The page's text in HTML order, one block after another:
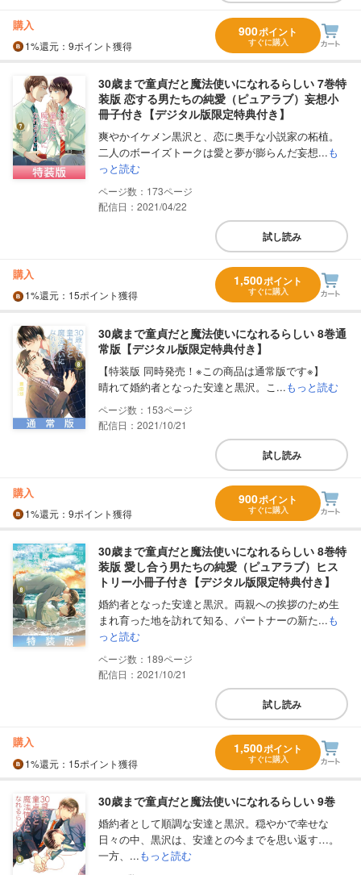
購入
1%還元 ：9ポイント獲得
900ポイント
すぐに購入
30歳まで童貞だと魔法使いになれるらしい 7巻特
装版 恋する男たちの純愛（ピュアラブ）妄想小
冊子付き【デジタル版限定特典付き】
爽やかイケメン黒沢と、恋に奥手な小説家の柘植。
二人のボーイズトークは愛と夢が膨らんだ妄想...も
っと読む
173
配信日：2021/04/22
試し読み
購入
1%還元 ：15ポイント獲得
1,500ポイント
すぐに購入
30歳まで童貞だと魔法使いになれるらしい 8巻通
常版【デジタル版限定特典付き】
【特装版 同時発売！※この商品は通常版です※】
晴れて婚約者となった安達と黒沢。こ...もっと読む
153
配信日：2021/10/21
試し読み
購入
1%還元 ：9ポイント獲得
900ポイント
すぐに購入
30歳まで童貞だと魔法使いになれるらしい 8巻特
装版 愛し合う男たちの純愛（ピュアラブ）ヒス
トリー小冊子付き【デジタル版限定特典付き】
婚約者となった安達と黒沢。両親への挨拶のため生
まれ育った地を訪れて知る、パートナーの新た...も
っと読む
189
配信日：2021/10/21
試し読み
購入
1%還元 ：15ポイント獲得
1,500ポイント
すぐに購入
30歳まで童貞だと魔法使いになれるらしい 9巻
婚約者として順調な安達と黒沢。穏やかで幸せな
日々の中、黒沢は、安達との今までを思い返す…。
一方、...もっと読む